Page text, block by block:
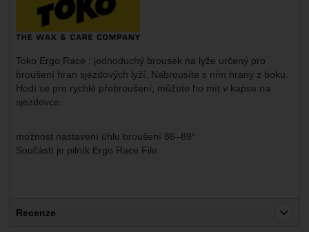
Toko Ergo Race : jednoduchý brousek na lyže určený pro
broušení hran sjezdových lyží. Nabrousíte s ním hrany z boku.
Hodí se pro rychlé přebroušení, můžete ho mít v kapse na
sjezdovce.
možnost nastavení úhlu broušení 86–89°
Součástí je pilník Ergo Race File
Recenze